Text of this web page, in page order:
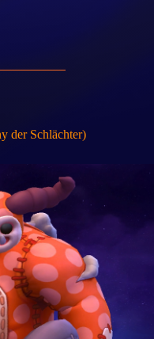
der Schlächter)